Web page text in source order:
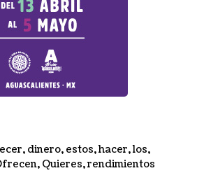
, dinero, estos,hacer,los,
, Quieres,rendimientos